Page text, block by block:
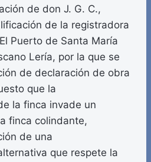
de don J. G. C.,
de la registradora
Puerto de Santa María
Lería, por la que se
de declaración de obra
que la
la finca invade un
finca colindante,
de una
que respete la